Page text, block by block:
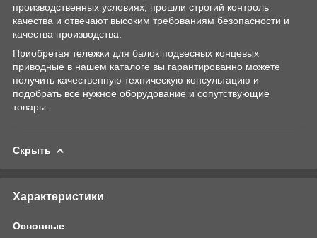
производственных условиях, прошли строгий контроль
качества и отвечают высоким требованиям безопасности и
качества производства.
Приобретая тележки для балок подвесных концевых
приводные в нашем каталоге вы гарантированно можете
получить качественную техническую консультацию и
подобрать все нужное оборудование и сопутствующие
товары.
Скрыть
Характеристики
Основные